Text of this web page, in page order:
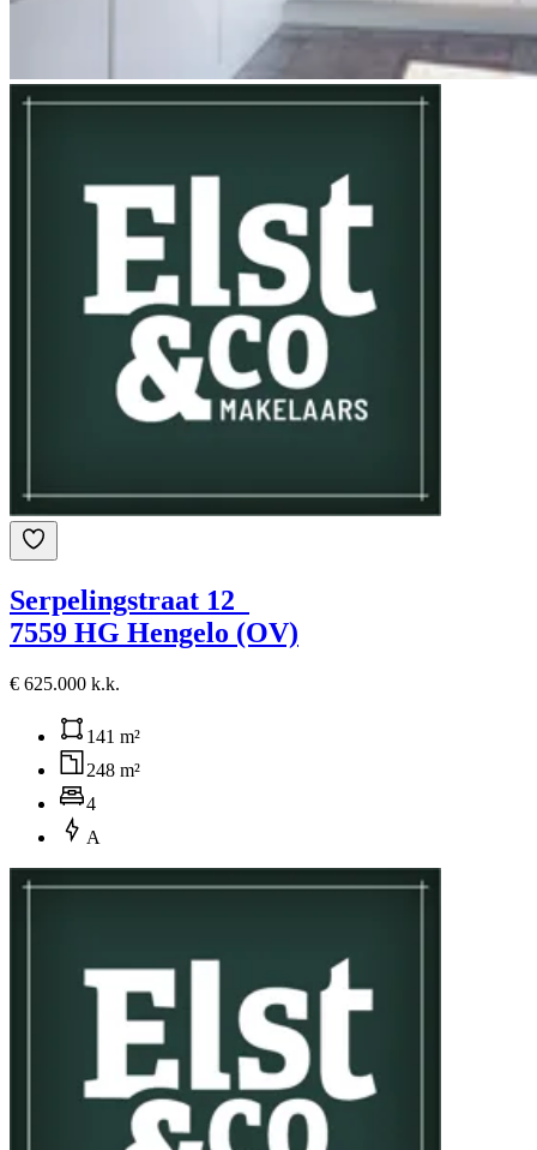
Serpelingstraat 12
7559 HG Hengelo (OV)
€ 625.000 k.k.
141 m²
248 m²
4
A